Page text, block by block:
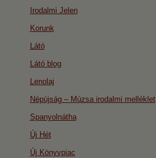
Irodalmi Jelen
Korunk
Látó
Látó blog
Lenolaj
Népújság – Múzsa irodalmi melléklet
Spanyolnátha
Új Hét
Új Könyvpiac